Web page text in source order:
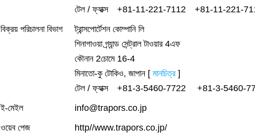
টেল / ফ্যাক্স +81-11-221-7112 +81-11-221-
বিক্রয় পরিচালনা বিভাগ
ট্রান্সপোর্টেশন কোম্পানি লি
শিনাগাওয়া গ্র্যান্ড সেন্ট্রাল টাওয়ার 4এফ
কৌনান 2চোমে 16-4
মিনাতো-কু টোকিও, জাপান [ মানচিত্র]
টেল / ফ্যাক্স +81-3-5460-7722 +81-3-5460-
ই-মেইল
info@trapors.co.jp
ওয়েব পেজ
http//www.trapors.co.jp/